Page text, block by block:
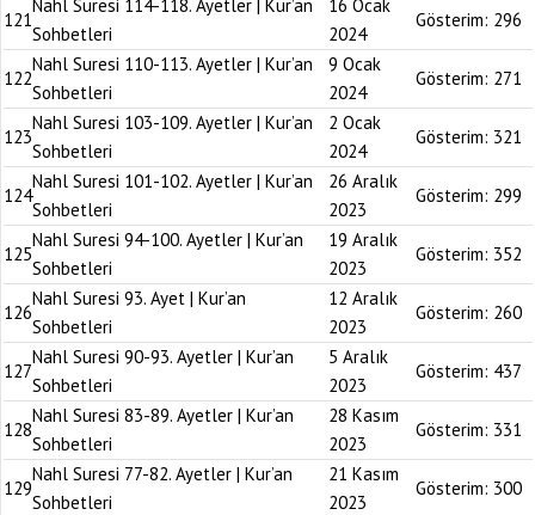
121
Nahl Suresi 114-118. Ayetler | Kur’an
Sohbetleri
16 Ocak
2024
Gösterim: 296
122
Nahl Suresi 110-113. Ayetler | Kur’an
Sohbetleri
9 Ocak
2024
Gösterim: 271
123
Nahl Suresi 103-109. Ayetler | Kur’an
Sohbetleri
2 Ocak
2024
Gösterim: 321
124
Nahl Suresi 101-102. Ayetler | Kur’an
Sohbetleri
26 Aralık
2023
Gösterim: 299
125
Nahl Suresi 94-100. Ayetler | Kur’an
Sohbetleri
19 Aralık
2023
Gösterim: 352
126
Nahl Suresi 93. Ayet | Kur’an
Sohbetleri
12 Aralık
2023
Gösterim: 260
127
Nahl Suresi 90-93. Ayetler | Kur’an
Sohbetleri
5 Aralık
2023
Gösterim: 437
128
Nahl Suresi 83-89. Ayetler | Kur’an
Sohbetleri
28 Kasım
2023
Gösterim: 331
129
Nahl Suresi 77-82. Ayetler | Kur’an
Sohbetleri
21 Kasım
2023
Gösterim: 300